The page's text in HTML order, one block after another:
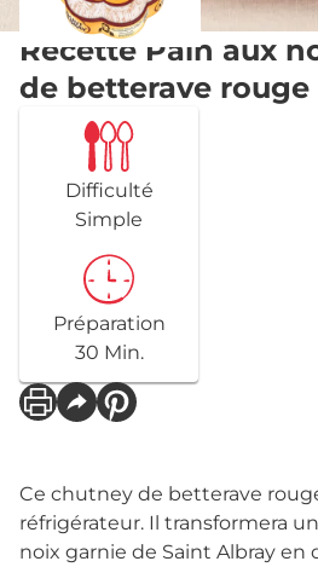
Recette Pain aux
de betterave rouge
Difficulté
Simple
Préparation
30 Min.
Ce chutney de betterave
réfrigérateur. Il transformera
noix garnie de Saint Albray en